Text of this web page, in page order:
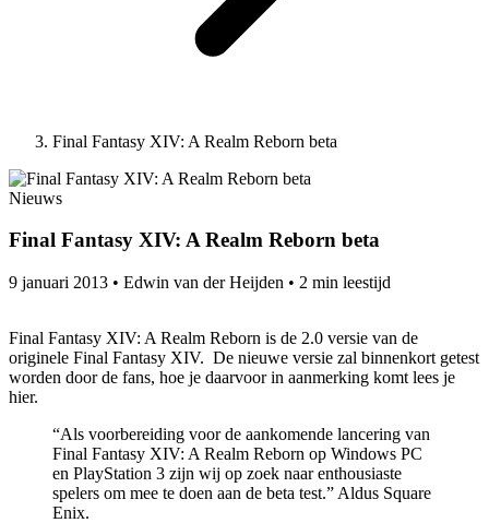
Final Fantasy XIV: A Realm Reborn beta
Nieuws
Final Fantasy XIV: A Realm Reborn beta
9 januari 2013 • Edwin van der Heijden • 2 min leestijd
Final Fantasy XIV: A Realm Reborn is de 2.0 versie van de
originele Final Fantasy XIV. De nieuwe versie zal binnenkort getest
worden door de fans, hoe je daarvoor in aanmerking komt lees je
hier.
“Als voorbereiding voor de aankomende lancering van
Final Fantasy XIV: A Realm Reborn op Windows PC
en PlayStation 3 zijn wij op zoek naar enthousiaste
spelers om mee te doen aan de beta test.” Aldus Square
Enix.